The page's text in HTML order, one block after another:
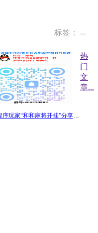
标签：
小程序玩家“和和麻将开挂”分享外挂技术赢
热
门
文
章...